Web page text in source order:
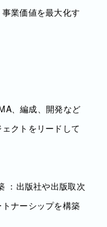
業価値を最大化す
、編成、開発など
クトをリードして
：出版社や出版取次
ナーシップを構築